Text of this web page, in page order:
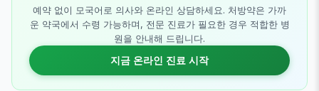
예약 없이 모국어로 의사와 온라인 상담하세요. 처방약은 가까
운 약국에서 수령 가능하며, 전문 진료가 필요한 경우 적합한 병
원을 안내해 드립니다.
지금 온라인 진료 시작